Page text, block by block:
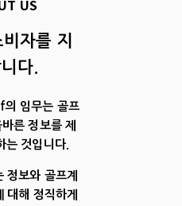
US
자를 지
다.
임무는 골프
른 정보를 제
는 것입니다.
정보와 골프계
대해 정직하게